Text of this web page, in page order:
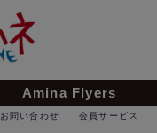
Amina Flyers
会員サービス
お問い合わせ